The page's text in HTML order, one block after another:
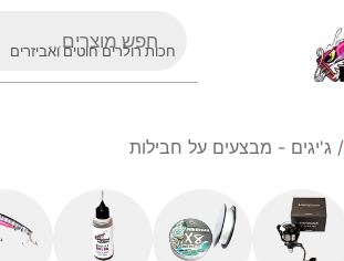
חכות רולרים חוטים ואביזרים
/ ג'יגים - מבצעים על חבילות